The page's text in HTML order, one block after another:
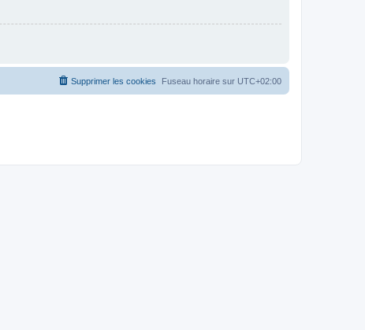
Fuseau horaire sur UTC+02:00
Supprimer les cookies